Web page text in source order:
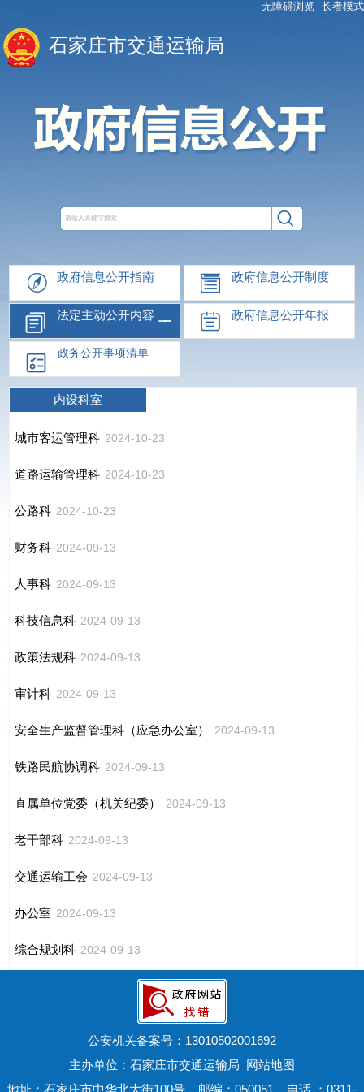
无障碍浏览 长者模式
石家庄市交通运输局
政府信息公开指南 政府信息公开制度
法定主动公开内容 政府信息公开年报
政务公开事项清单
内设科室
城市客运管理科 2024-10-23
道路运输管理科 2024-10-23
公路科 2024-10-23
财务科 2024-09-13
人事科 2024-09-13
科技信息科 2024-09-13
政策法规科 2024-09-13
审计科 2024-09-13
安全生产监督管理科（应急办公室） 2024-09-13
铁路民航协调科 2024-09-13
直属单位党委（机关纪委） 2024-09-13
老干部科 2024-09-13
交通运输工会 2024-09-13
办公室 2024-09-13
综合规划科 2024-09-13
公安机关备案号： 13010502001692
主办单位：石家庄市交通运输局 网站地图
地址：石家庄市中华北大街100号 邮编：050051 电话 ：0311-